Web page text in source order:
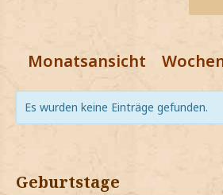
Jetzt Fanclub-Mitglied
Monatsansicht
Es wurden keine Einträge gefunden.
Geburtstage